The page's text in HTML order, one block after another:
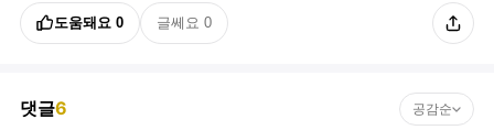
도움돼요 0 글쎄요 0
댓글6 공감순